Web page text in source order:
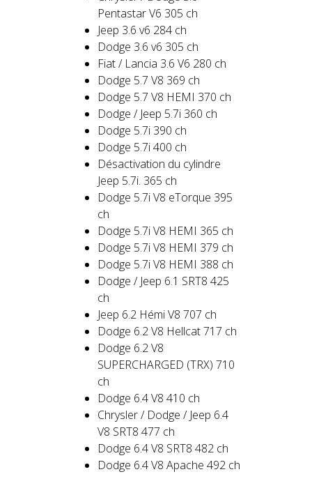
Pentastar V6 305 ch
Jeep 3.6 v6 284 ch
Dodge 3.6 v6 305 ch
Fiat / Lancia 3.6 V6 280 ch
Dodge 5.7 V8 369 ch
Dodge 5.7 V8 HEMI 370 ch
Dodge / Jeep 5.7i 360 ch
Dodge 5.7i 390 ch
Dodge 5.7i 400 ch
Désactivation du cylindre
Jeep 5.7i. 365 ch
Dodge 5.7i V8 eTorque 395
ch
Dodge 5.7i V8 HEMI 365 ch
Dodge 5.7i V8 HEMI 379 ch
Dodge 5.7i V8 HEMI 388 ch
Dodge / Jeep 6.1 SRT8 425
ch
Jeep 6.2 Hémi V8 707 ch
Dodge 6.2 V8 Hellcat 717 ch
Dodge 6.2 V8
SUPERCHARGED (TRX) 710
ch
Dodge 6.4 V8 410 ch
Chrysler / Dodge / Jeep 6.4
V8 SRT8 477 ch
Dodge 6.4 V8 SRT8 482 ch
Dodge 6.4 V8 Apache 492 ch